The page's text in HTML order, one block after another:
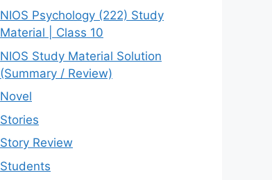
NIOS Psychology (222) Study
Material | Class 10
NIOS Study Material Solution
(Summary / Review)
Novel
Stories
Story Review
Students